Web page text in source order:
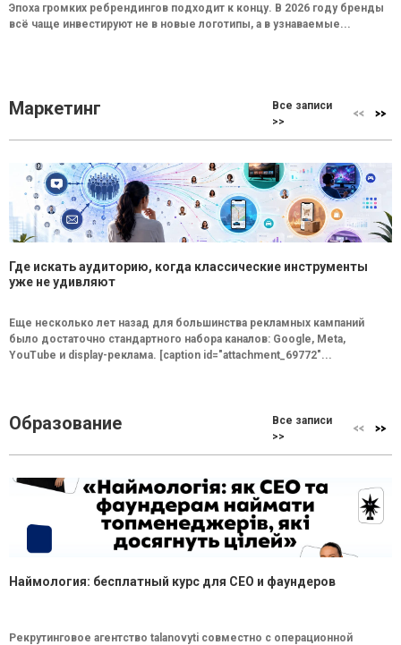
Эпоха громких ребрендингов подходит к концу. В 2026 году бренды
всё чаще инвестируют не в новые логотипы, а в узнаваемые...
Маркетинг
Все записи
>>
Где искать аудиторию, когда классические инструменты
уже не удивляют
Еще несколько лет назад для большинства рекламных кампаний
было достаточно стандартного набора каналов: Google, Meta,
YouTube и display-реклама. [caption id="attachment_69772"...
Образование
Все записи
>>
Наймология: бесплатный курс для CEO и фаундеров
Рекрутинговое агентство talanovyti совместно с операционной